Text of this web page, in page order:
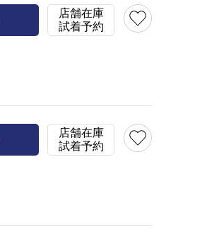
model:H153 B78 W58 H81
在庫
店舗在庫
試着予約
店舗在庫
試着予約